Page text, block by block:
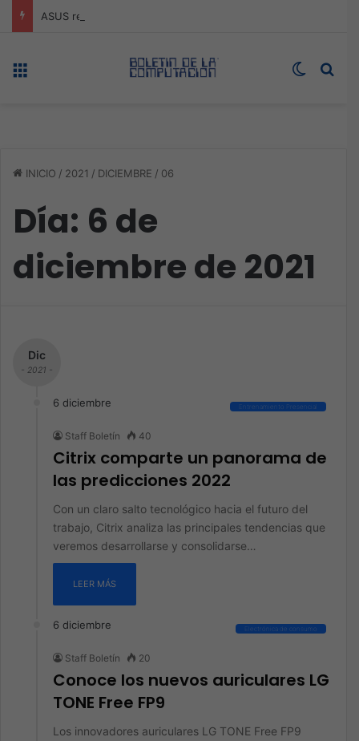
Switch
INICIO / 2021 / DICIEMBRE / 06
Día: 6 de
diciembre de 2021
Dic
- 2021 -
6 diciembre Entrenamiento Presencial
Staff Boletín 40
Citrix comparte un panorama de
las predicciones 2022
Con un claro salto tecnológico hacia el futuro del
trabajo, Citrix analiza las principales tendencias que
veremos desarrollarse y consolidarse…
LEER MÁS
6 diciembre Electrónica de consumo
Staff Boletín 20
Conoce los nuevos auriculares LG
TONE Free FP9
Los innovadores auriculares LG TONE Free FP9